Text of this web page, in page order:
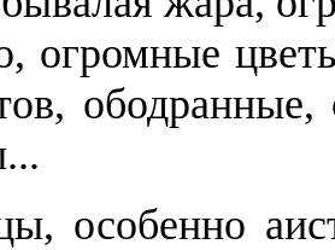
огромные
особенно